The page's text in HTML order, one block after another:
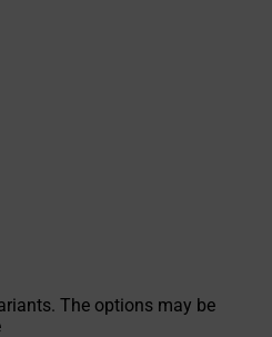
The options may be